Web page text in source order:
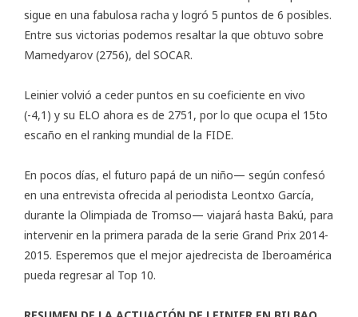
sigue en una fabulosa racha y logró 5 puntos de 6 posibles.
Entre sus victorias podemos resaltar la que obtuvo sobre
Mamedyarov (2756), del SOCAR.
Leinier volvió a ceder puntos en su coeficiente en vivo
(-4,1) y su ELO ahora es de 2751, por lo que ocupa el 15to
escaño en el ranking mundial de la FIDE.
En pocos días, el futuro papá de un niño— según confesó
en una entrevista ofrecida al periodista Leontxo García,
durante la Olimpiada de Tromso— viajará hasta Bakú, para
intervenir en la primera parada de la serie Grand Prix 2014-
2015. Esperemos que el mejor ajedrecista de Iberoamérica
pueda regresar al Top 10.